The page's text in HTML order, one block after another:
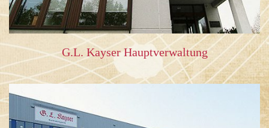
G.L. Kayser Hauptverwaltung